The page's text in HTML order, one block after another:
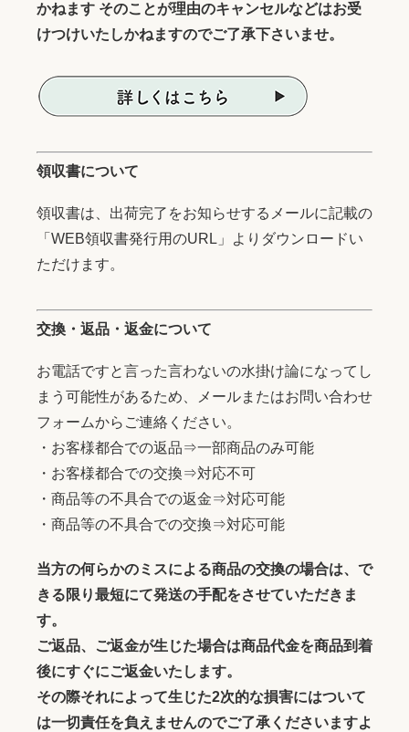
かねます そのことが理由のキャンセルなどはお受
けつけいたしかねますのでご了承下さいませ。
領収書について
領収書は、出荷完了をお知らせするメールに記載の
「WEB領収書発行用のURL」よりダウンロードい
ただけます。
交換・返品・返金について
お電話ですと言った言わないの水掛け論になってし
まう可能性があるため、メールまたはお問い合わせ
フォームからご連絡ください。
・お客様都合での返品⇒一部商品のみ可能
・お客様都合での交換⇒対応不可
・商品等の不具合での返金⇒対応可能
・商品等の不具合での交換⇒対応可能
当方の何らかのミスによる商品の交換の場合は、で
きる限り最短にて発送の手配をさせていただきま
す。
ご返品、ご返金が生じた場合は商品代金を商品到着
後にすぐにご返金いたします。
その際それによって生じた2次的な損害にはついて
は一切責任を負えませんのでご了承くださいますよ